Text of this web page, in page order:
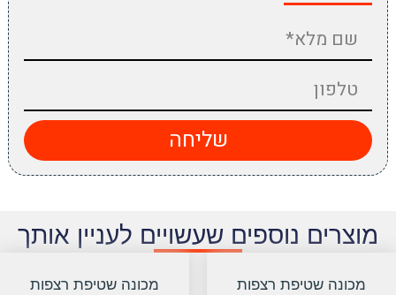
שליחה
מוצרים נוספים שעשויים לעניין אותך
מכונה שטיפת רצפות
מכונה שטיפת רצפות